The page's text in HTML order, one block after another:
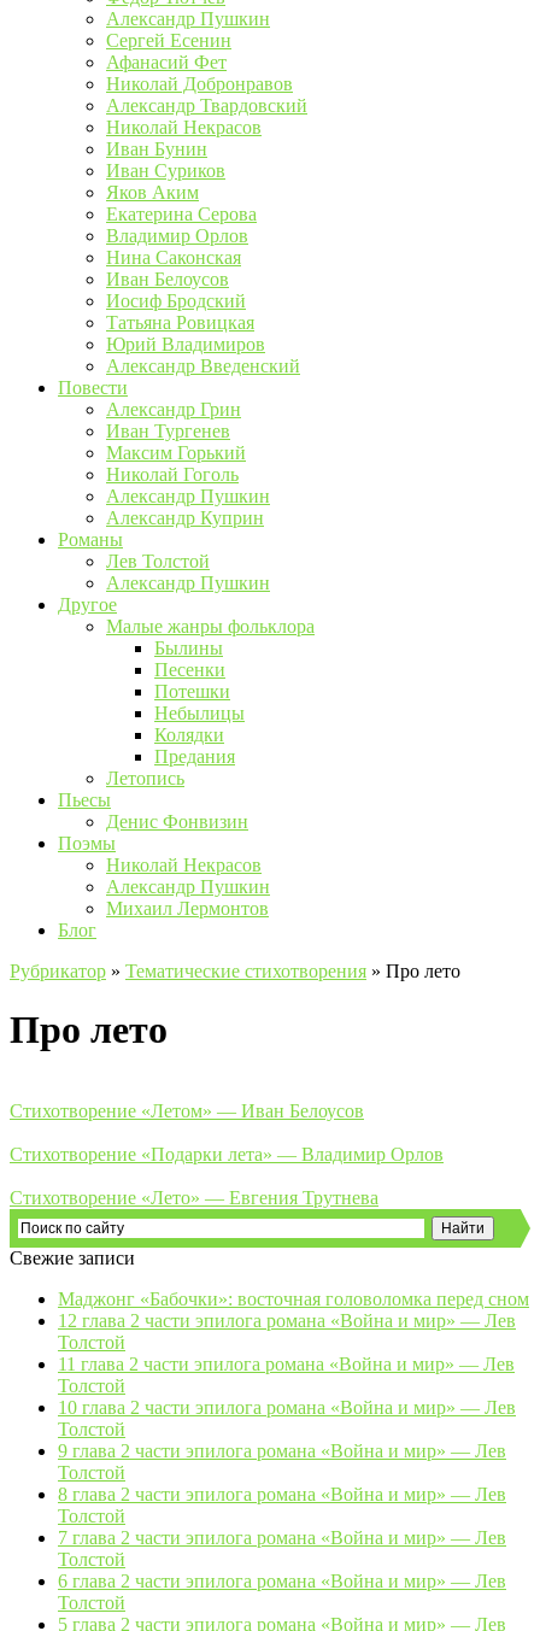
Александр Пушкин
Сергей Есенин
Афанасий Фет
Николай Добронравов
Александр Твардовский
Николай Некрасов
Иван Бунин
Иван Суриков
Яков Аким
Екатерина Серова
Владимир Орлов
Нина Саконская
Иван Белоусов
Иосиф Бродский
Татьяна Ровицкая
Юрий Владимиров
Александр Введенский
Повести
Александр Грин
Иван Тургенев
Максим Горький
Николай Гоголь
Александр Пушкин
Александр Куприн
Романы
Лев Толстой
Александр Пушкин
Другое
Малые жанры фольклора
Былины
Песенки
Потешки
Небылицы
Колядки
Предания
Летопись
Пьесы
Денис Фонвизин
Поэмы
Николай Некрасов
Александр Пушкин
Михаил Лермонтов
Блог
Рубрикатор » Тематические стихотворения » Про лето
Про лето
Стихотворение «Летом» — Иван Белоусов
Стихотворение «Подарки лета» — Владимир Орлов
Стихотворение «Лето» — Евгения Трутнева
Свежие записи
Маджонг «Бабочки»: восточная головоломка перед сном
12 глава 2 части эпилога романа «Война и мир» — Лев
Толстой
11 глава 2 части эпилога романа «Война и мир» — Лев
Толстой
10 глава 2 части эпилога романа «Война и мир» — Лев
Толстой
9 глава 2 части эпилога романа «Война и мир» — Лев
Толстой
8 глава 2 части эпилога романа «Война и мир» — Лев
Толстой
7 глава 2 части эпилога романа «Война и мир» — Лев
Толстой
6 глава 2 части эпилога романа «Война и мир» — Лев
Толстой
5 глава 2 части эпилога романа «Война и мир» — Лев